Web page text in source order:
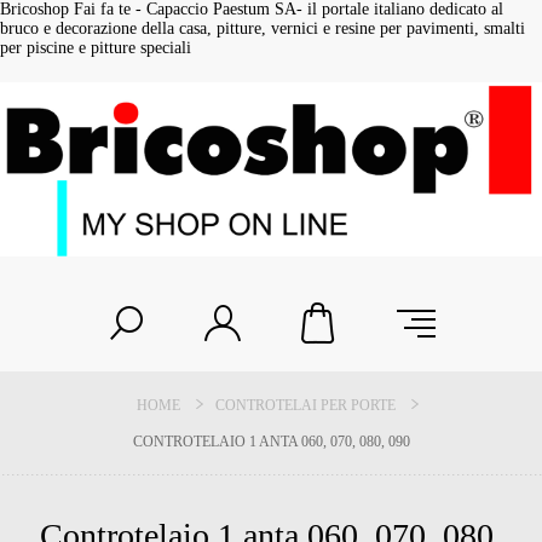
Bricoshop Fai fa te - Capaccio Paestum SA- il portale italiano dedicato al
bruco e decorazione della casa, pitture, vernici e resine per pavimenti, smalti
per piscine e pitture speciali
HOME CONTROTELAI PER PORTE
CONTROTELAIO 1 ANTA 060, 070, 080, 090